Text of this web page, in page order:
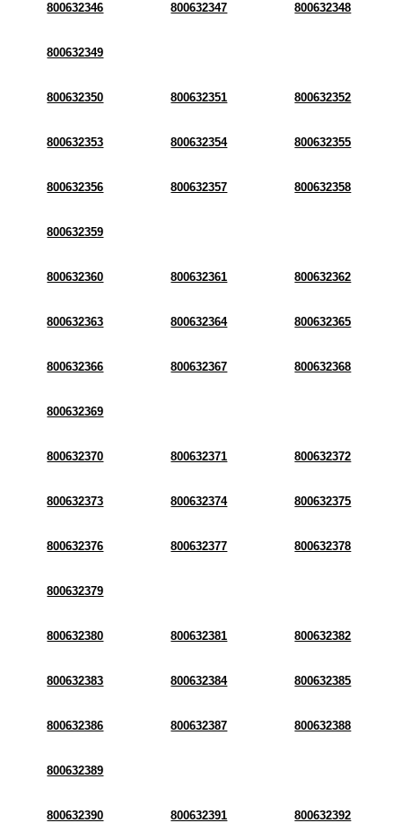
800632346 800632347 800632348
800632349
800632350 800632351 800632352
800632353 800632354 800632355
800632356 800632357 800632358
800632359
800632360 800632361 800632362
800632363 800632364 800632365
800632366 800632367 800632368
800632369
800632370 800632371 800632372
800632373 800632374 800632375
800632376 800632377 800632378
800632379
800632380 800632381 800632382
800632383 800632384 800632385
800632386 800632387 800632388
800632389
800632390 800632391 800632392